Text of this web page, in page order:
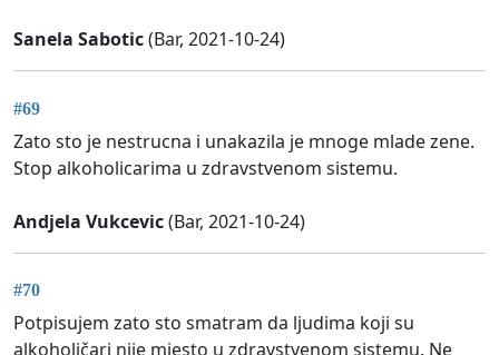
Sanela Sabotic(Bar, 2021-10-24)
#69
Zato sto je nestrucna i unakazila je mnoge mlade zene.
Stop alkoholicarima u zdravstvenom sistemu.
Andjela Vukcevic(Bar, 2021-10-24)
#70
Potpisujem zato sto smatram da ljudima koji su
alkoholičari nije mjesto u zdravstvenom sistemu. Ne